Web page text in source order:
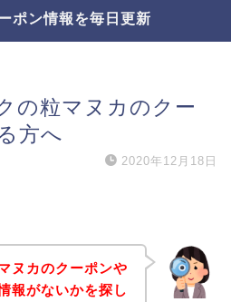
ポン情報を毎日更新
の粒マヌカのクー
方へ
2020年12月18日
ヌカのクーポンや
報がないかを探し